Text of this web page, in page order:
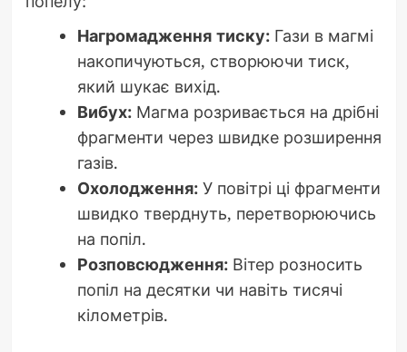
Нагромадження тиску:Гази в магмі
накопичуються, створюючи тиск,
який шукає вихід.
Вибух:Магма розривається на дрібні
фрагменти через швидке розширення
газів.
Охолодження:У повітрі ці фрагменти
швидко тверднуть, перетворюючись
на попіл.
Розповсюдження:Вітер розносить
попіл на десятки чи навіть тисячі
кілометрів.